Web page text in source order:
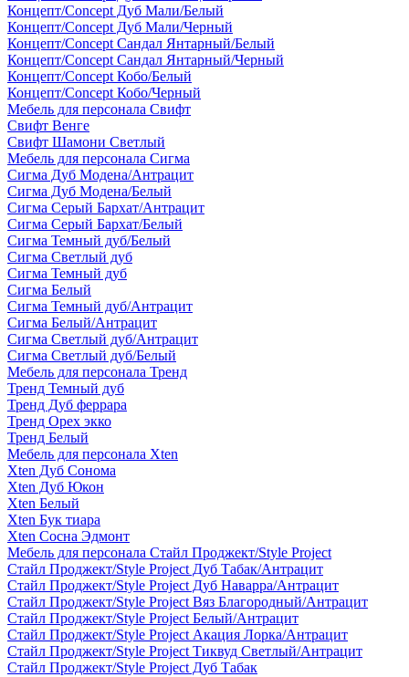
Концепт/Concept Дуб Мали/Белый
Концепт/Concept Дуб Мали/Черный
Концепт/Concept Сандал Янтарный/Белый
Концепт/Concept Сандал Янтарный/Черный
Концепт/Concept Кобо/Белый
Концепт/Concept Кобо/Черный
Мебель для персонала Свифт
Свифт Венге
Свифт Шамони Светлый
Мебель для персонала Сигма
Сигма Дуб Модена/Антрацит
Сигма Дуб Модена/Белый
Сигма Серый Бархат/Антрацит
Сигма Серый Бархат/Белый
Сигма Темный дуб/Белый
Сигма Светлый дуб
Сигма Темный дуб
Сигма Белый
Сигма Темный дуб/Антрацит
Сигма Белый/Антрацит
Сигма Светлый дуб/Антрацит
Сигма Светлый дуб/Белый
Мебель для персонала Тренд
Тренд Темный дуб
Тренд Дуб феррара
Тренд Орех экко
Тренд Белый
Мебель для персонала Xten
Xten Дуб Сонома
Xten Дуб Юкон
Xten Белый
Xten Бук тиара
Xten Сосна Эдмонт
Мебель для персонала Стайл Проджект/Style Project
Стайл Проджект/Style Project Дуб Табак/Антрацит
Стайл Проджект/Style Project Дуб Наварра/Антрацит
Стайл Проджект/Style Project Вяз Благородный/Антрацит
Стайл Проджект/Style Project Белый/Антрацит
Стайл Проджект/Style Project Акация Лорка/Антрацит
Стайл Проджект/Style Project Тиквуд Светлый/Антрацит
Стайл Проджект/Style Project Дуб Табак